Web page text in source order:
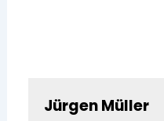
Jürgen Müller